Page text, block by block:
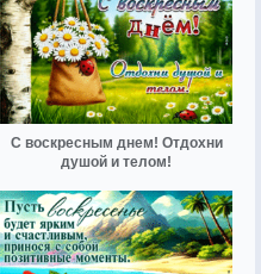
С воскресным днем! Отдохни
душой и телом!